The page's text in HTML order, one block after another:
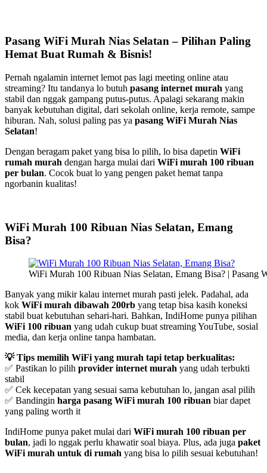
Pasang WiFi Murah Nias Selatan – Pilihan Paling
Hemat Buat Rumah & Bisnis!
Pernah ngalamin internet lemot pas lagi meeting online atau
streaming? Itu tandanya lo butuh pasang internet murah yang
stabil dan nggak gampang putus-putus. Apalagi sekarang makin
banyak kebutuhan digital, dari sekolah online, kerja remote, sampe
hiburan. Nah, solusi paling pas ya pasang WiFi Murah Nias
Selatan!
Dengan beragam paket yang bisa lo pilih, lo bisa dapetin WiFi
rumah murah dengan harga mulai dari WiFi murah 100 ribuan
per bulan. Cocok buat lo yang pengen paket hemat tanpa
ngorbanin kualitas!
WiFi Murah 100 Ribuan Nias Selatan, Emang
Bisa?
WiFi Murah 100 Ribuan Nias Selatan, Emang Bisa? | Pasang
Banyak yang mikir kalau internet murah pasti jelek. Padahal, ada
kok WiFi murah dibawah 200rb yang tetap bisa kasih koneksi
stabil buat kebutuhan sehari-hari. Bahkan, IndiHome punya pilihan
WiFi 100 ribuan yang udah cukup buat streaming YouTube, sosial
media, dan kerja online tanpa hambatan.
💡 Tips memilih WiFi yang murah tapi tetap berkualitas:
✅ Pastikan lo pilih provider internet murah yang udah terbukti
stabil
✅ Cek kecepatan yang sesuai sama kebutuhan lo, jangan asal pilih
✅ Bandingin harga pasang WiFi murah 100 ribuan biar dapet
yang paling worth it
IndiHome punya paket mulai dari WiFi murah 100 ribuan per
bulan, jadi lo nggak perlu khawatir soal biaya. Plus, ada juga paket
WiFi murah untuk di rumah yang bisa lo pilih sesuai kebutuhan!